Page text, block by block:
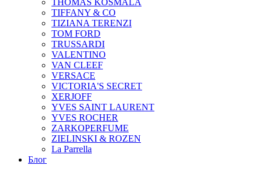
TIFFANY & CO
TIZIANA TERENZI
TOM FORD
TRUSSARDI
VALENTINO
VAN CLEEF
VERSACE
VICTORIA'S SECRET
XERJOFF
YVES SAINT LAURENT
YVES ROCHER
ZARKOPERFUME
ZIELINSKI & ROZEN
La Parrella
Блог